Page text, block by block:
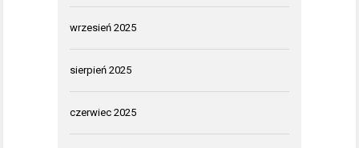
wrzesień 2025
sierpień 2025
czerwiec 2025